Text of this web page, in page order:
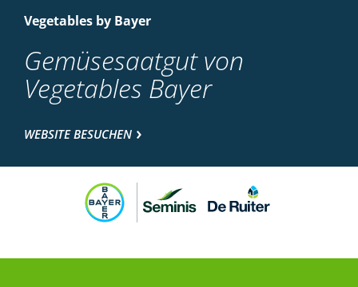
Vegetables by Bayer
Gemüsesaatgut von
Vegetables Bayer
WEBSITE BESUCHEN